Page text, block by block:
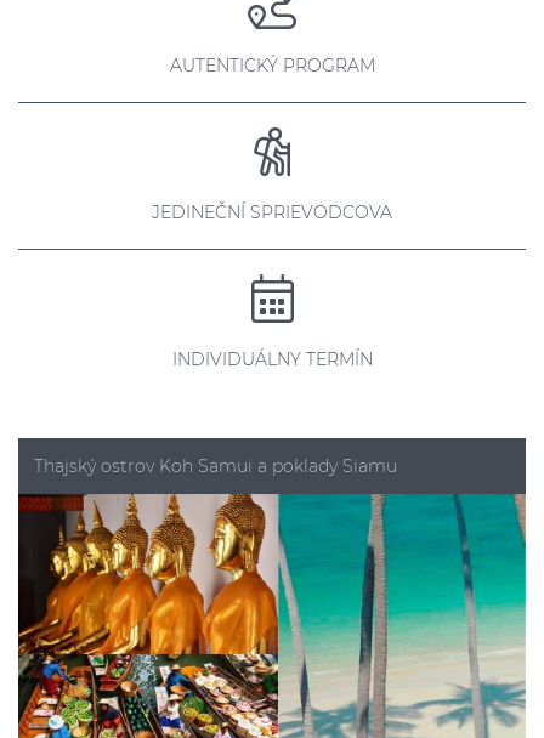
AUTENTICKÝ PROGRAM
JEDINEČNÍ SPRIEVODCOVA
INDIVIDUÁLNY TERMÍN
Thajský ostrov Koh Samui a poklady Siamu